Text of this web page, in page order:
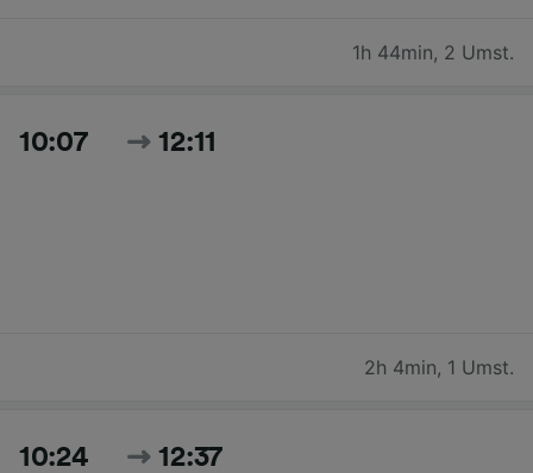
1h 44min, 2 Umst.
10:07 12:11
2h 4min, 1 Umst.
10:24 12:37